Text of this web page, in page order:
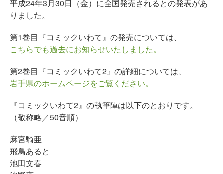
平成24年3月30日（金）に全国発売されるとの発表があ
りました。
第1巻目『コミックいわて』の発売については、
こちらでも過去にお知らせいたしました。
第2巻目『コミックいわて2』の詳細については、
岩手県のホームページをご覧ください。
『コミックいわて2』の執筆陣は以下のとおりです。
（敬称略／50音順）
麻宮騎亜
飛鳥あると
池田文春